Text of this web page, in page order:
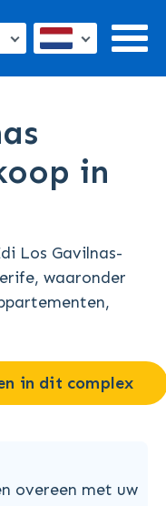
in
Los Gavilnas-
waaronder
in dit complex
overeen met uw